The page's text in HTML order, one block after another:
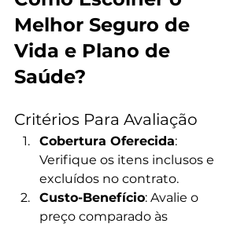
Melhor Seguro de
Vida e Plano de
Saúde?
Critérios Para Avaliação
Cobertura Oferecida:
Verifique os itens inclusos e
excluídos no contrato.
Custo-Benefício: Avalie o
preço comparado às